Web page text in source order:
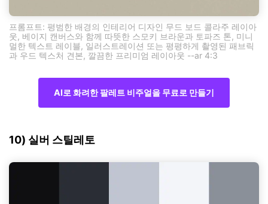
프롬프트: 평범한 배경의 인테리어 디자인 무드 보드 콜라주 레이아
웃, 베이지 캔버스와 함께 따뜻한 스모키 브라운과 토파즈 톤, 미니
멀한 텍스트 레이블, 일러스트레이션 또는 평평하게 촬영된 패브릭
과 우드 텍스처 견본, 깔끔한 프리미엄 레이아웃 --ar 4:3
AI로 화려한 팔레트 비주얼을 무료로 만들기
10) 실버 스틸레토